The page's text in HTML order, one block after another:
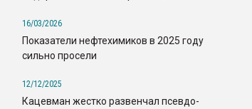
16/03/2026
Показатели нефтехимиков в 2025 году
сильно просели
12/12/2025
Кацевман жестко развенчал псевдо-